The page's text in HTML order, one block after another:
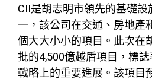
CII是胡志明市領先的基礎
一，該公司在交通、房地產
個大大小小的項目。此次在
批的4,500億越盾項目，標
戰略上的重要進展。該項目